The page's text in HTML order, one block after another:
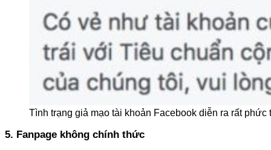
Tình trạng giả mạo tài khoản Facebook diễn ra rất phức
5. Fanpage không chính thức